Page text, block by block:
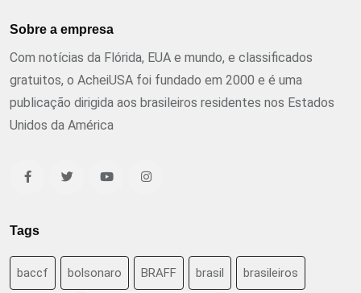
Sobre a empresa
Com notícias da Flórida, EUA e mundo, e classificados
gratuitos, o AcheiUSA foi fundado em 2000 e é uma
publicação dirigida aos brasileiros residentes nos Estados
Unidos da América
Tags
baccf bolsonaro BRAFF brasil brasileiros